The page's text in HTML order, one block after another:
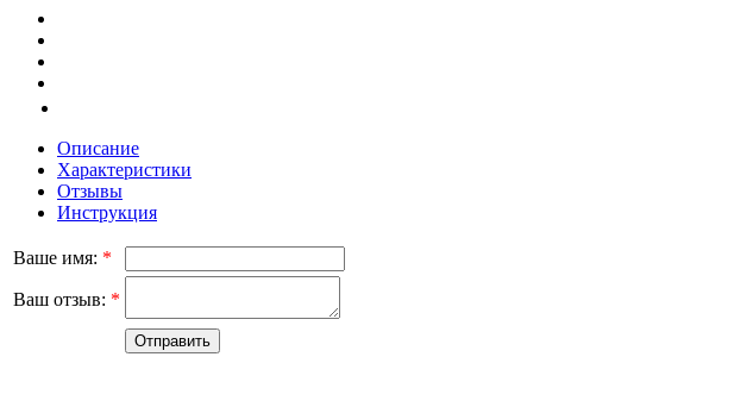
Описание
Характеристики
Отзывы
Инструкция
Ваше имя: *
Ваш отзыв: *